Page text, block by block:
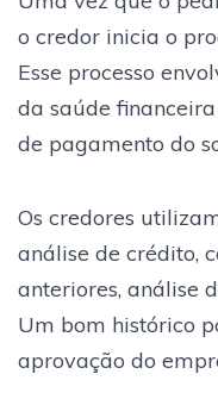
o credor inicia o
Esse processo
da saúde
de pagamento do
Os credores
análise de crédito,
anteriores, análise
Um bom histórico
aprovação do